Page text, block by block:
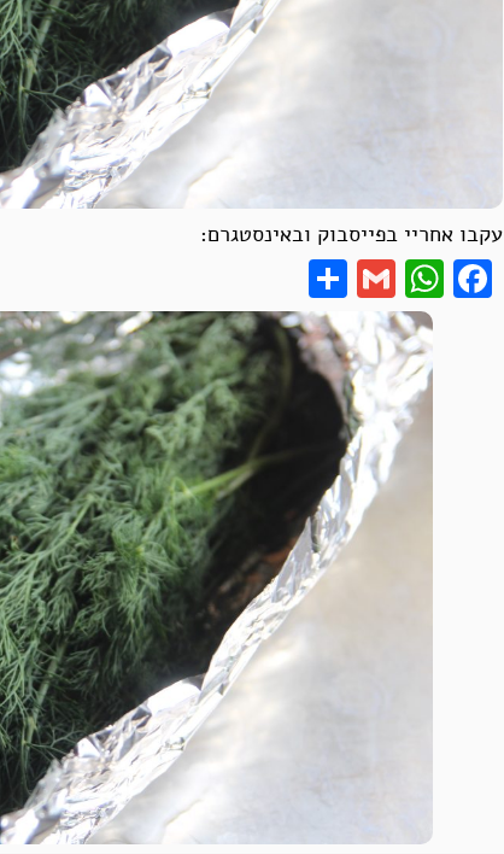
עקבו אחריי בפייסבוק ובאינסטגרם:
Facebook
WhatsApp
Gmail